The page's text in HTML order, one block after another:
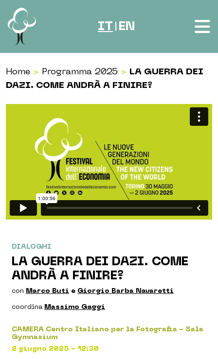
Vai al contenuto
IT EN
Home > Programma 2025 > LA GUERRA DEI
DAZI. COME ANDRÀ A FINIRE?
DIALOGHI
LA GUERRA DEI DAZI. COME
ANDRÀ A FINIRE?
con Marco Buti e Giorgio Barba Navaretti
coordina Massimo Gaggi
CAMERA Centro Italiano per la Fotografia - Sala
Gymnasium
2 giugno 2025 - 12:30